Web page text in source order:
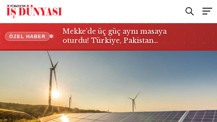
ÖZEL HABER
Mekke’de üç güç aynı masaya
oturdu! Türkiye, Pakistan…